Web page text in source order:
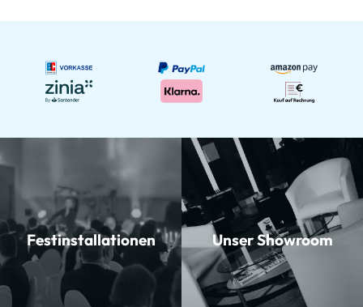
Festinstallationen Unser Showroom